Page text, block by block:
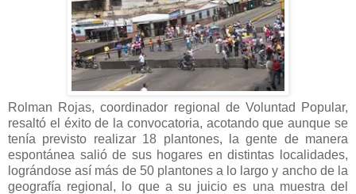
Rolman Rojas, coordinador regional de Voluntad Popular,
resaltó el éxito de la convocatoria, acotando que aunque se
tenía previsto realizar 18 plantones, la gente de manera
espontánea salió de sus hogares en distintas localidades,
lográndose así más de 50 plantones a lo largo y ancho de la
geografía regional, lo que a su juicio es una muestra del